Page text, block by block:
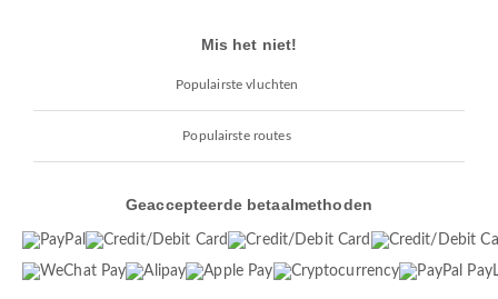
Mis het niet!
Populairste vluchten
Populairste routes
Geaccepteerde betaalmethoden